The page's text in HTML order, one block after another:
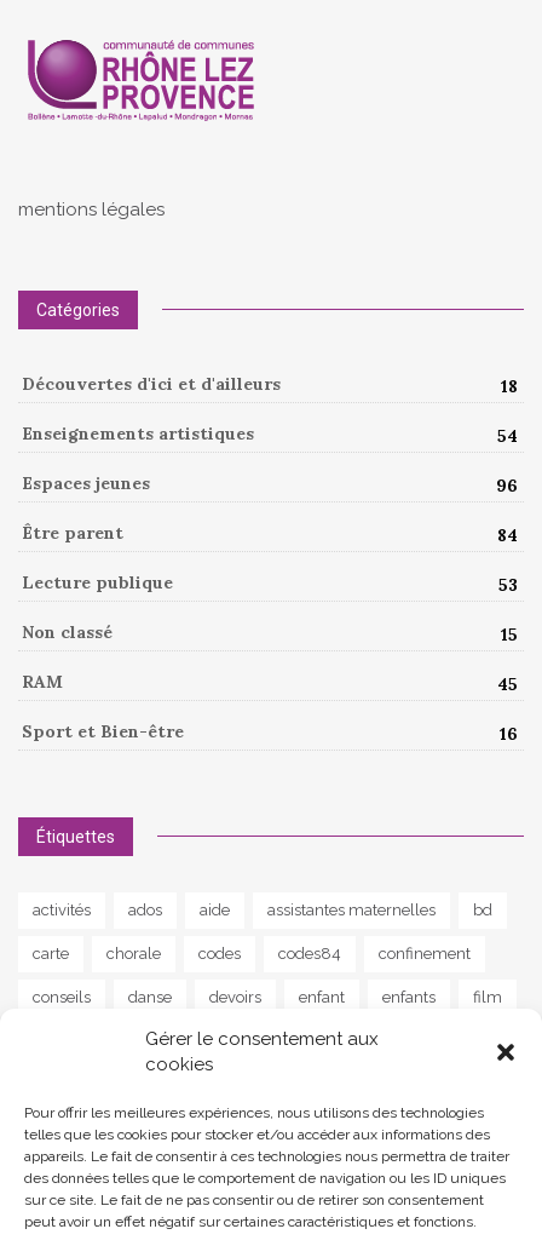
Gérer le consentement aux
cookies
Pour offrir les meilleures expériences, nous utilisons des technologies
telles que les cookies pour stocker et/ou accéder aux informations des
appareils. Le fait de consentir à ces technologies nous permettra de traiter
des données telles que le comportement de navigation ou les ID uniques
sur ce site. Le fait de ne pas consentir ou de retirer son consentement
peut avoir un effet négatif sur certaines caractéristiques et fonctions.
mentions légales
Catégories
Découvertes d'ici et d'ailleurs 18
Enseignements artistiques 54
Espaces jeunes 96
Être parent 84
Lecture publique 53
Non classé 15
RAM 45
Sport et Bien-être 16
Étiquettes
activités ados aide assistantes maternelles bd
carte chorale codes codes84 confinement
conseils danse devoirs enfant enfants film
instrument jeu jeunes lapalud
news parents poisson poème programme
programmes ram reprise santé scolaire
soutien sport street art stress séjour